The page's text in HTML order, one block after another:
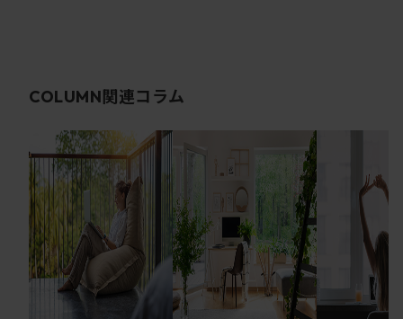
COLUMN関連コラム